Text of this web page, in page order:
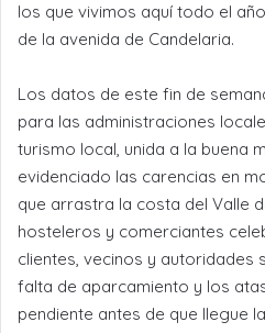
los que vivimos aquí todo el
de la avenida de Candelaria.
Los datos de este fin de
para las administraciones
turismo local, unida a la buena
evidenciado las carencias en
que arrastra la costa del Valle
hosteleros y comerciantes
clientes, vecinos y autoridades
falta de aparcamiento y los
pendiente antes de que llegue